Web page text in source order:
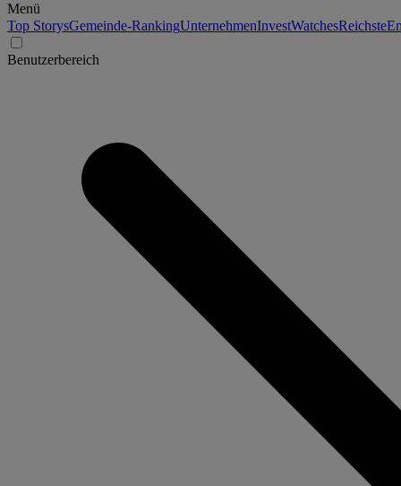
Menü
Top StorysGemeinde-RankingUnternehmenInvestWatchesReichste
Benutzerbereich